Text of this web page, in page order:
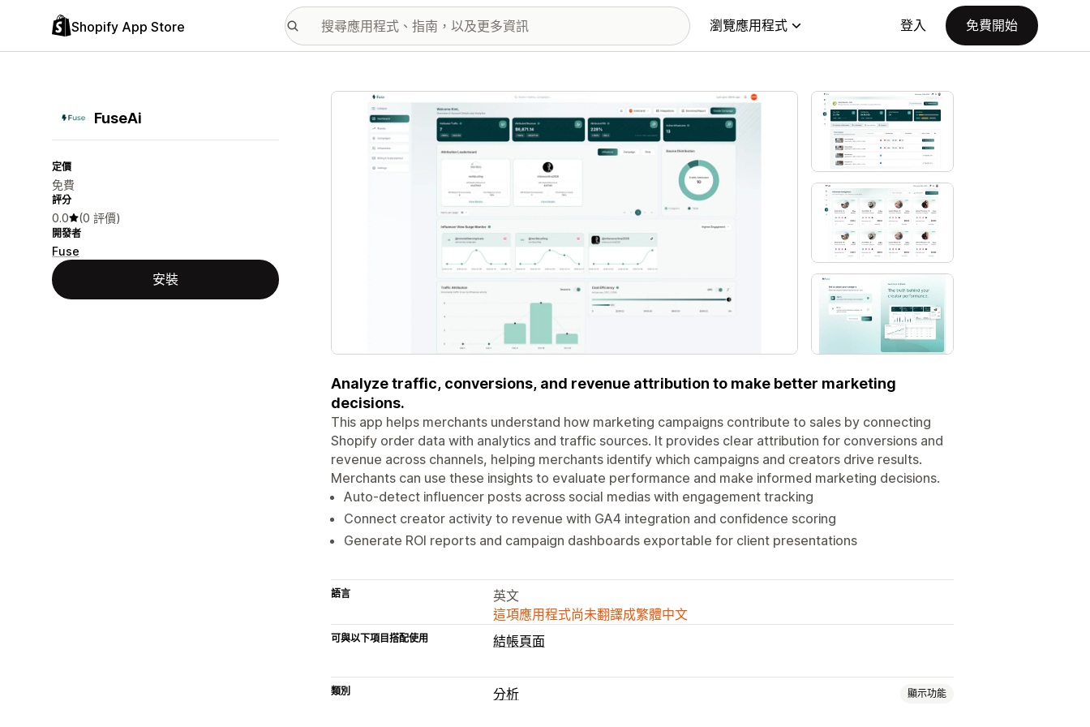
Shopify App Store 瀏覽應用程式 登入 免費開始
FuseAi
定價
免費
評分
0.0 (0 評價)
開發者
Fuse
安裝
主要圖片圖庫
Analyze traffic, conversions, and revenue attribution to make better marketing
decisions.
This app helps merchants understand how marketing campaigns contribute to sales by connecting
Shopify order data with analytics and traffic sources. It provides clear attribution for conversions and
revenue across channels, helping merchants identify which campaigns and creators drive results.
Merchants can use these insights to evaluate performance and make informed marketing decisions.
Auto-detect influencer posts across social medias with engagement tracking
Connect creator activity to revenue with GA4 integration and confidence scoring
Generate ROI reports and campaign dashboards exportable for client presentations
語言
英文
這項應用程式尚未翻譯成繁體中文
可與以下項目搭配使用 結帳頁面
類別 分析 顯示功能